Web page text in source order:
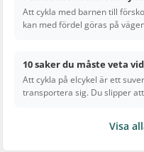
Att cykla med barnen till
kan med fördel göras på
10 saker du måste veta
Att cykla på elcykel är ett
transportera sig. Du slipper
Visa